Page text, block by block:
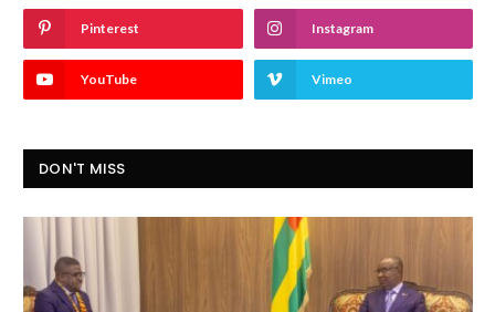
Pinterest Instagram
YouTube Vimeo
DON'T MISS